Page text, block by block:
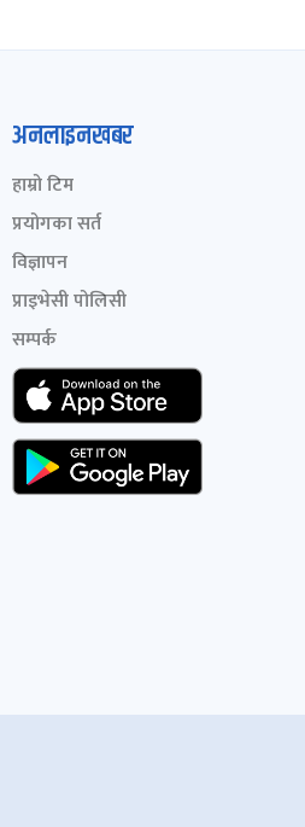
अनलाइनखबर
हाम्रो टिम
प्रयोगका सर्त
विज्ञापन
प्राइभेसी पोलिसी
सम्पर्क